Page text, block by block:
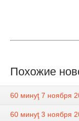
Похожие
60 минуţ 7 ноября
60 минуţ 3 ноября